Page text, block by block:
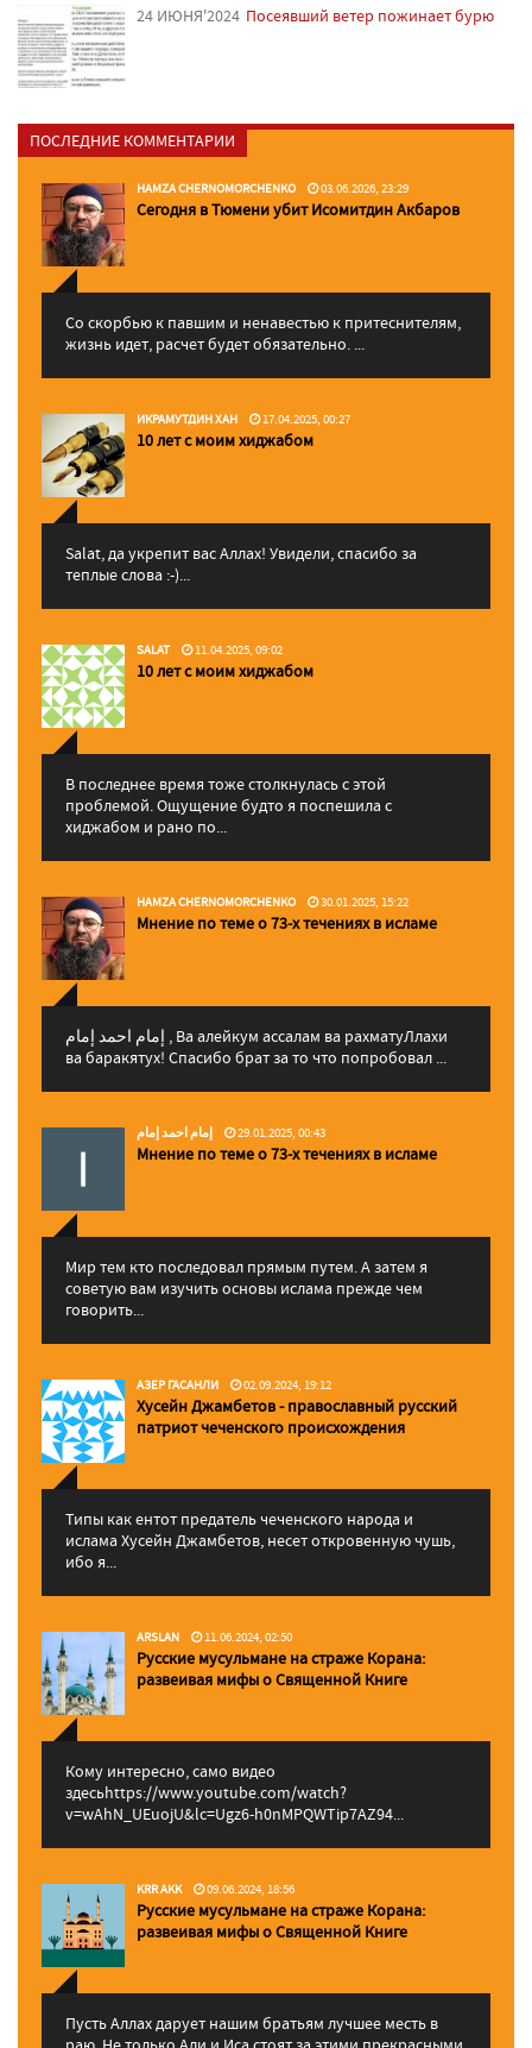
24 ИЮНЯ'2024 Посеявший ветер пожинает бурю
ПОСЛЕДНИЕ КОММЕНТАРИИ
HAMZA CHERNOMORCHENKO 03.06.2026, 23:29
Сегодня в Тюмени убит Исомитдин Акбаров
Со скорбью к павшим и ненавестью к притеснителям,
жизнь идет, расчет будет обязательно. ...
ИКРАМУТДИН ХАН 17.04.2025, 00:27
10 лет с моим хиджабом
Salat, да укрепит вас Аллаx! Увидели, спасибо за
теплые слова :-)...
SALAT 11.04.2025, 09:02
10 лет с моим хиджабом
В последнее время тоже столкнулась с этой
проблемой. Ощущение будто я поспешила с
хиджабом и рано по...
HAMZA CHERNOMORCHENKO 30.01.2025, 15:22
Мнение по теме о 73-х течениях в исламе
إمام احمد إمام , Ва алейкум ассалам ва рахматуЛлахи
ва баракятух! Спасибо брат за то что попробовал ...
إمام احمد إمام 29.01.2025, 00:43
Мнение по теме о 73-х течениях в исламе
Мир тем кто последовал прямым путем. А затем я
советую вам изучить основы ислама прежде чем
говорить...
АЗЕР ГАСАНЛИ 02.09.2024, 19:12
Хусейн Джамбетов - православный русский
патриот чеченского происхождения
Типы как ентот предатель чеченского народа и
ислама Хусейн Джамбетов, несет откровенную чушь,
ибо я...
ARSLAN 11.06.2024, 02:50
Русские мусульмане на страже Корана:
pазвеивая мифы о Священной Книге
Кому интересно, само видео
здесьhttps://www.youtube.com/watch?
v=wAhN_UEuojU&lc=Ugz6-h0nMPQWTip7AZ94...
KRR AKK 09.06.2024, 18:56
Русские мусульмане на страже Корана:
pазвеивая мифы о Священной Книге
Пусть Аллах дарует нашим братьям лучшее месть в